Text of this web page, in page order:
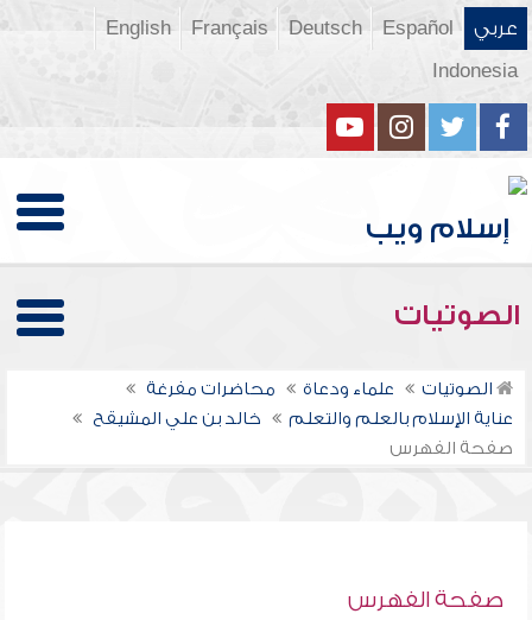
عربي Español
Deutsch
Français
English
Indonesia
الصوتيات
الصوتيات علماء ودعاة
محاضرات مفرغة
عناية الإسلام بالعلم والتعلم
خالد بن علي المشيقح
صفحة الفهرس
صفحة الفهرس